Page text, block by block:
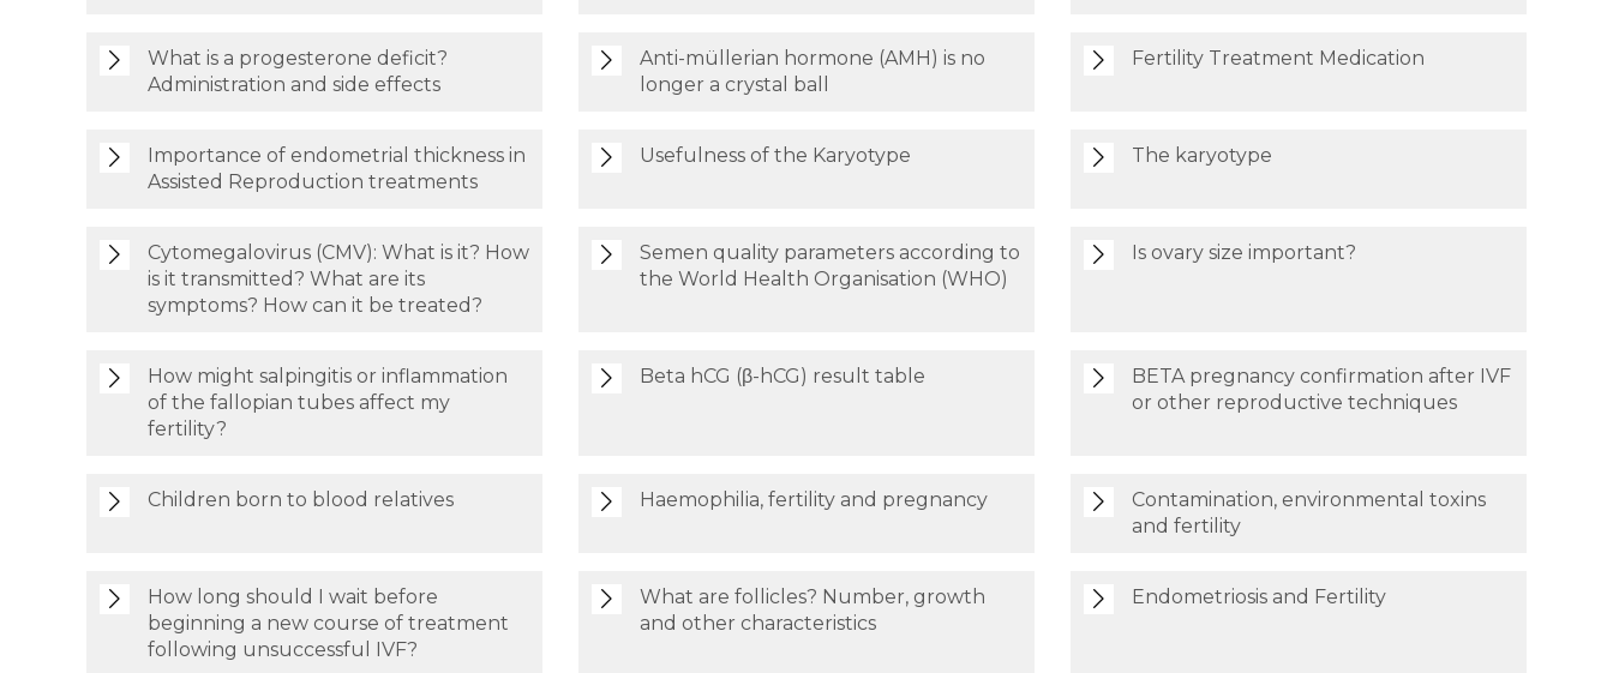
What is a progesterone deficit?
Administration and side effects
Anti-müllerian hormone (AMH) is no
longer a crystal ball
Fertility Treatment Medication
Importance of endometrial thickness in
Assisted Reproduction treatments
Usefulness of the Karyotype The karyotype
Cytomegalovirus (CMV): What is it? How
is it transmitted? What are its
symptoms? How can it be treated?
Semen quality parameters according to
the World Health Organisation (WHO)
Is ovary size important?
How might salpingitis or inflammation
of the fallopian tubes affect my
fertility?
Beta hCG (β-hCG) result table
BETA pregnancy confirmation after IVF
or other reproductive techniques
Children born to blood relatives Haemophilia, fertility and pregnancy
Contamination, environmental toxins
and fertility
How long should I wait before
beginning a new course of treatment
following unsuccessful IVF?
What are follicles? Number, growth
and other characteristics
Endometriosis and Fertility